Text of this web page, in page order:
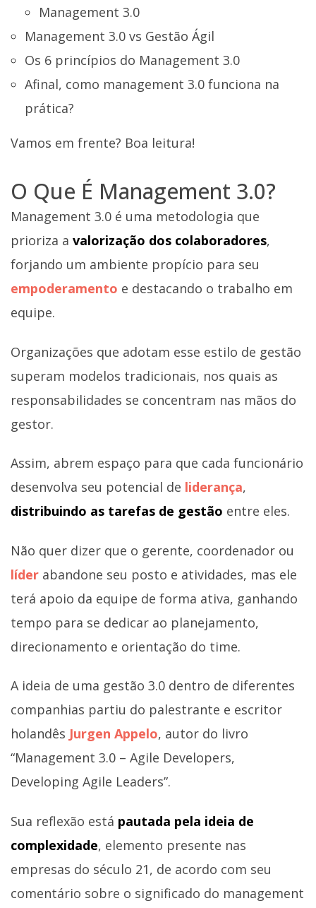
Management 3.0
Management 3.0 vs Gestão Ágil
Os 6 princípios do Management 3.0
Afinal, como management 3.0 funciona na
prática?
Vamos em frente? Boa leitura!
O Que É Management 3.0?
Management 3.0 é uma metodologia que
prioriza a valorização dos colaboradores,
forjando um ambiente propício para seu
empoderamento e destacando o trabalho em
equipe.
Organizações que adotam esse estilo de gestão
superam modelos tradicionais, nos quais as
responsabilidades se concentram nas mãos do
gestor.
Assim, abrem espaço para que cada funcionário
desenvolva seu potencial de liderança,
distribuindo as tarefas de gestão entre eles.
Não quer dizer que o gerente, coordenador ou
líder abandone seu posto e atividades, mas ele
terá apoio da equipe de forma ativa, ganhando
tempo para se dedicar ao planejamento,
direcionamento e orientação do time.
A ideia de uma gestão 3.0 dentro de diferentes
companhias partiu do palestrante e escritor
holandês Jurgen Appelo, autor do livro
“Management 3.0 – Agile Developers,
Developing Agile Leaders”.
Sua reflexão está pautada pela ideia de
complexidade, elemento presente nas
empresas do século 21, de acordo com seu
comentário sobre o significado do management